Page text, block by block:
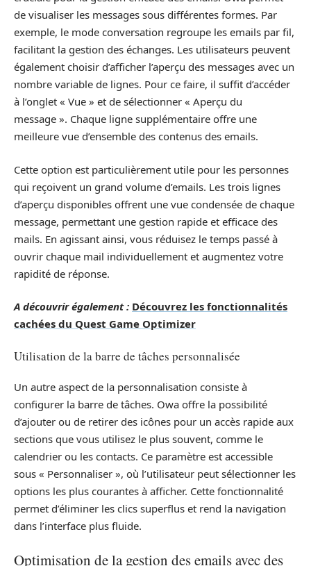
de visualiser les messages sous différentes formes. Par
exemple, le mode conversation regroupe les emails par fil,
facilitant la gestion des échanges. Les utilisateurs peuvent
également choisir d’afficher l’aperçu des messages avec un
nombre variable de lignes. Pour ce faire, il suffit d’accéder
à l’onglet « Vue » et de sélectionner « Aperçu du
message ». Chaque ligne supplémentaire offre une
meilleure vue d’ensemble des contenus des emails.
Cette option est particulièrement utile pour les personnes
qui reçoivent un grand volume d’emails. Les trois lignes
d’aperçu disponibles offrent une vue condensée de chaque
message, permettant une gestion rapide et efficace des
mails. En agissant ainsi, vous réduisez le temps passé à
ouvrir chaque mail individuellement et augmentez votre
rapidité de réponse.
A découvrir également : Découvrez les fonctionnalités
cachées du Quest Game Optimizer
Utilisation de la barre de tâches personnalisée
Un autre aspect de la personnalisation consiste à
configurer la barre de tâches. Owa offre la possibilité
d’ajouter ou de retirer des icônes pour un accès rapide aux
sections que vous utilisez le plus souvent, comme le
calendrier ou les contacts. Ce paramètre est accessible
sous « Personnaliser », où l’utilisateur peut sélectionner les
options les plus courantes à afficher. Cette fonctionnalité
permet d’éliminer les clics superflus et rend la navigation
dans l’interface plus fluide.
Optimisation de la gestion des emails avec des